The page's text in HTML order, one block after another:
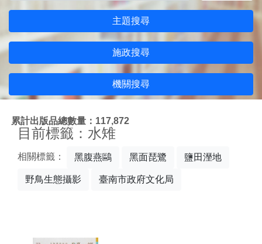
主題搜尋
施政搜尋
機關搜尋
累計出版品總數量：117,872
目前標籤：水雉
相關標籤： 黑腹燕鷗 黑面琵鷺 鹽田溼地
野鳥生態攝影 臺南市政府文化局